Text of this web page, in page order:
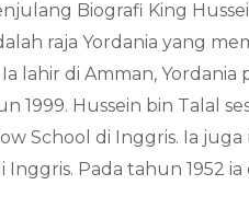
Biografi King
raja Yordania yang
di Amman, Yordania
1999. Hussein bin Talal
School di Inggris. Ia
Pada tahun 1952